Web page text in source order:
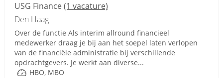
USG Finance(1 vacature)
Den Haag
Over de functie Als interim allround financieel
medewerker draag je bij aan het soepel laten verlopen
van de financiële administratie bij verschillende
opdrachtgevers. Je werkt aan diverse...
HBO, MBO